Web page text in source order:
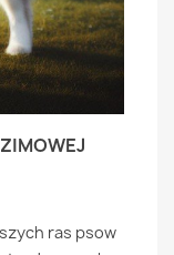
ras psow